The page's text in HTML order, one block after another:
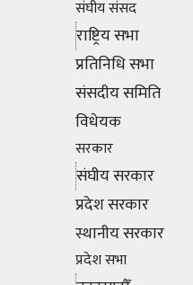
संघीय संसद
राष्ट्रिय सभा
प्रतिनिधि सभा
संसदीय समिति
विधेयक
सरकार
संघीय सरकार
प्रदेश सरकार
स्थानीय सरकार
प्रदेश सभा